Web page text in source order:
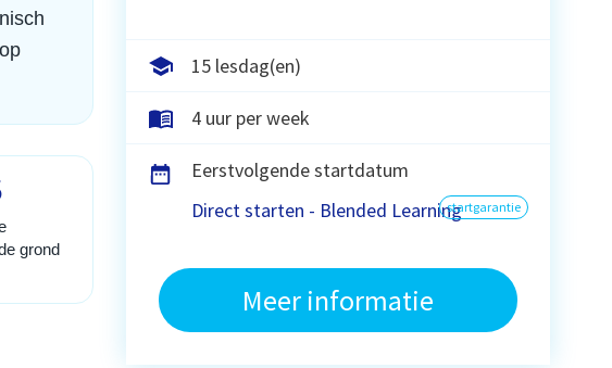
grond
15 lesdag(en)
4 uur per week
Eerstvolgende startdatum
Direct starten - Blended Learningstartgarantie
Meer informatie